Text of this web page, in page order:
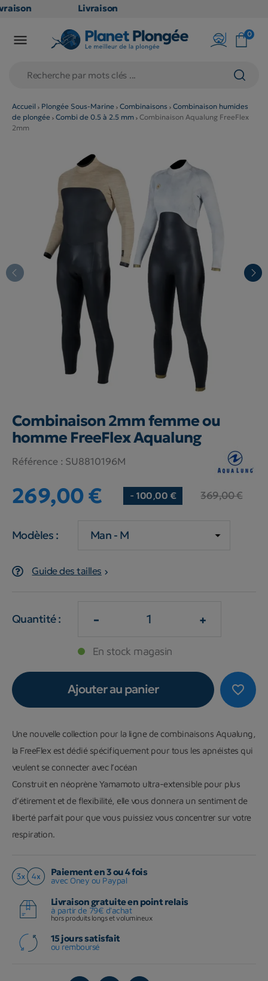
Livraison
en point
79€
(hors
produits
: non
 0
Accueil Plongée Sous-Marine Combinaisons
Combinaison humides
de plongée
Combi de 0.5 à 2.5 mm
Combinaison Aqualung FreeFlex
2mm
Combinaison 2mm femme ou
homme FreeFlex Aqualung
Référence : SU8810196M
269,00 € - 100,00 € 369,00 €
Modèles :
Guide des tailles
Quantité : - +
En stock magasin
favorite_border
Ajouter au panier
Une nouvelle collection pour la ligne de combinaisons Aqualung,
la FreeFlex est dédié spécifiquement pour tous les apnéistes qui
veulent se connecter avec l’océan
Construit en néoprène Yamamoto ultra-extensible pour plus
d’étirement et de flexibilité, elle vous donnera un sentiment de
liberté parfait pour que vous puissiez vous concentrer sur votre
respiration.
Paiement en 3 ou 4 fois
avec Oney ou Paypal
Livraison gratuite en point relais
à partir de 79€ d'achat
hors produits longs et volumineux
15 jours satisfait
ou remboursé